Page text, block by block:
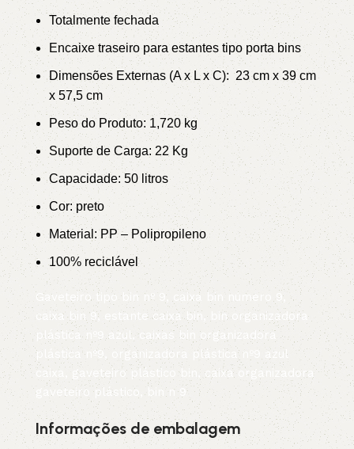
Totalmente fechada
Encaixe traseiro para estantes tipo porta bins
Dimensões Externas (A x L x C): 23 cm x 39 cm
x 57,5 cm
Peso do Produto: 1,720 kg
Suporte de Carga: 22 Kg
Capacidade: 50 litros
Cor:preto
Material: PP – Polipropileno
100% reciclável
Gaveteiro tipo bin nº 9, caixa bin número 9,
caixa bin 9, estante caixa bin, bin organizadora
plástica nº9 azul, caixas bin organizadora
plástica nº9, organizadora plástica nº9 azul
caixa, gaveteiro plástico bin, caixa organizadora
gaveteiro plástico, bin n 9
Informações de embalagem